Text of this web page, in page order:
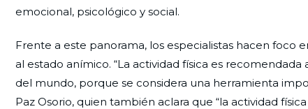
emocional, psicológico y social.
Frente a este panorama, los especialistas hacen
al estado anímico. “La actividad física es
del mundo, porque se considera una herramienta
Paz Osorio, quien también aclara que “la actividad